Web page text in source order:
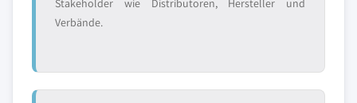
Stakeholder wie Distributoren, Hersteller und
Verbände.